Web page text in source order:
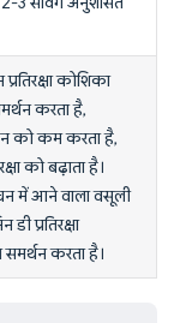
प्रतिरक्षा कोशिका
करता है,
को कम करता है,
को बढ़ाता है।
में आने वाला वसूली
डी प्रतिरक्षा
करता है।